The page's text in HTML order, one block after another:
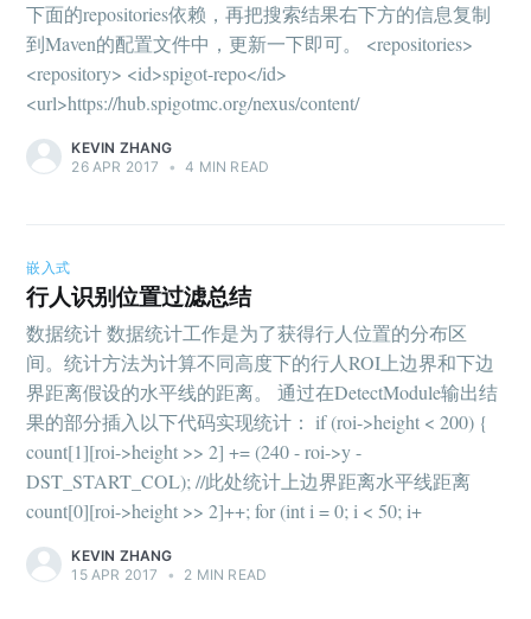
下面的repositories依赖，再把搜索结果右下方的信息复制
到Maven的配置文件中，更新一下即可。 <repositories>
<repository> <id>spigot-repo</id>
<url>https://hub.spigotmc.org/nexus/content/
KEVIN ZHANG
26 APR 2017
• 4 MIN READ
嵌入式
行人识别位置过滤总结
数据统计 数据统计工作是为了获得行人位置的分布区
间。统计方法为计算不同高度下的行人ROI上边界和下边
界距离假设的水平线的距离。 通过在DetectModule输出结
果的部分插入以下代码实现统计： if (roi->height < 200) {
count[1][roi->height >> 2] += (240 - roi->y -
DST_START_COL); //此处统计上边界距离水平线距离
count[0][roi->height >> 2]++; for (int i = 0; i < 50; i+
KEVIN ZHANG
15 APR 2017
• 2 MIN READ